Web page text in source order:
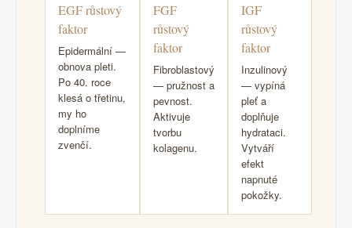
EGF růstový
faktor
Epidermální —
obnova pleti.
Po 40. roce
klesá o třetinu,
my ho
doplníme
zvenčí.
FGF
růstový
faktor
Fibroblastový
— pružnost a
pevnost.
Aktivuje
tvorbu
kolagenu.
IGF
růstový
faktor
Inzulinový
— vypíná
pleť a
doplňuje
hydrataci.
Vytváří
efekt
napnuté
pokožky.